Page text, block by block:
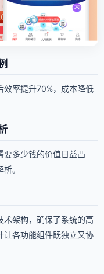
效率提升70%，成本降低
要多少钱的价值日益凸
。
术架构，确保了系统的高
让各功能组件既独立又协